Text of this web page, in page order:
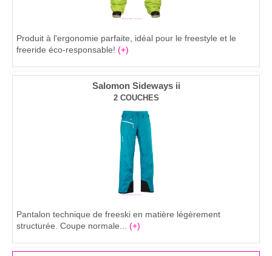
Produit à l'ergonomie parfaite, idéal pour le freestyle et le
freeride éco-responsable! (+)
Salomon Sideways ii
2 COUCHES
Pantalon technique de freeski en matière légèrement
structurée. Coupe normale... (+)